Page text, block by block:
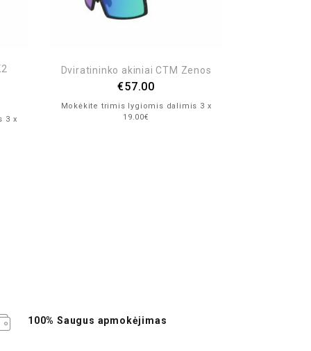
3 x
Dviratininko akiniai CTM Zenos
€57.00
Mokėkite trimis lygiomis dalimis 3 x
19.00€
100% Saugus apmokėjimas